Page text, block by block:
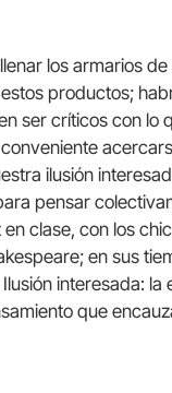
los armarios
productos;
ser críticos con lo
ilusión
pensar
clase, con los
en sus
interesada: la
que